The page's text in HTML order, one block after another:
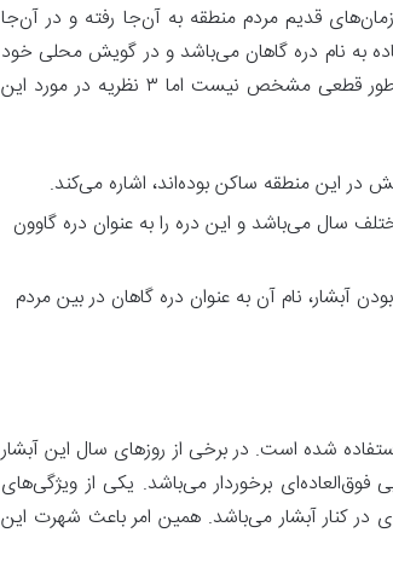
قدیم مردم منطقه به آن‌جا رفته و در آن‌جا
به نام دره گاهان می‌باشد و در گویش محلی خود
به ان دره گوهون می‌گویند. دلیل نام‌گذاری این آبشار فصلی به طور قطعی مشخص نیست اما ۳ نظریه در مورد این
در این منطقه ساکن بوده‌اند، اشاره می‌کند.
سال می‌باشد و این دره را به عنوان دره گاوون
آبشار، نام آن به عنوان دره گاهان در بین مردم
شده است. در برخی از روز‌های سال این آبشار
برخوردار می‌باشد. یکی از ویژگی‌های
کنار آبشار می‌باشد. همین امر باعث شهرت این